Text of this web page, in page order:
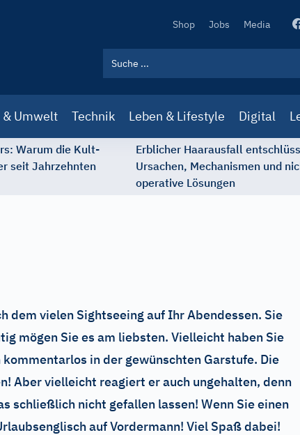
Secondary
Shop Jobs Media
Umwelt Technik Leben & Lifestyle Digital
Warum die Kult-
seit Jahrzehnten
Erblicher Haarausfall
Ursachen, Mechanismen und
operative Lösungen
dem vielen Sightseeing auf Ihr Abendessen. Sie
mögen Sie es am liebsten. Vielleicht haben Sie
in der gewünschten Garstufe. Die
Aber vielleicht reagiert er auch ungehalten, denn
schließlich nicht gefallen lassen! Wenn Sie einen
auf Vordermann! Viel Spaß dabei!